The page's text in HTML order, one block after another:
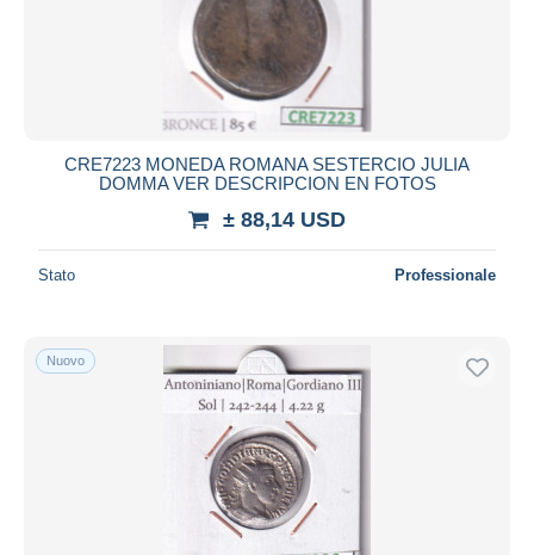
CRE7223 MONEDA ROMANA SESTERCIO JULIA
DOMMA VER DESCRIPCION EN FOTOS
± 88,14 USD
Stato Professionale
Nuovo